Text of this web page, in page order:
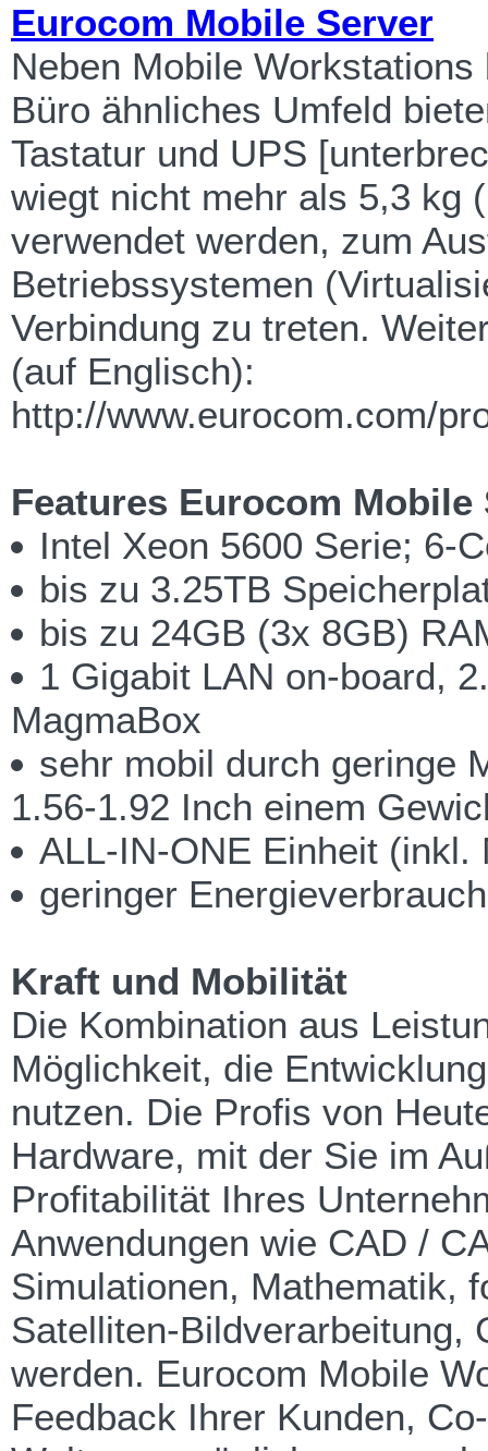
Eurocom Mobile Server
Neben Mobile
Büro ähnliches Umfeld
Tastatur und UPS
wiegt nicht mehr als 5,3 kg
verwendet werden, zum
Betriebssystemen
Verbindung zu treten.
(auf Englisch):
http://www.eurocom.com/
Features Eurocom Mobile
Intel Xeon 5600 Serie; 6-
bis zu 3.25TB
bis zu 24GB (3x 8GB)
1 Gigabit LAN on-board,
MagmaBox
sehr mobil durch geringe
1.56-1.92 Inch einem
ALL-IN-ONE Einheit (inkl.
geringer
Kraft und Mobilität
Die Kombination aus
Möglichkeit, die
nutzen. Die Profis von
Hardware, mit der Sie im
Profitabilität Ihres
Anwendungen wie CAD /
Simulationen, Mathematik,
Satelliten-Bildverarbeitung,
werden. Eurocom Mobile
Feedback Ihrer Kunden,